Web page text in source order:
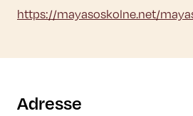
https://mayasoskolne.net/
Adresse